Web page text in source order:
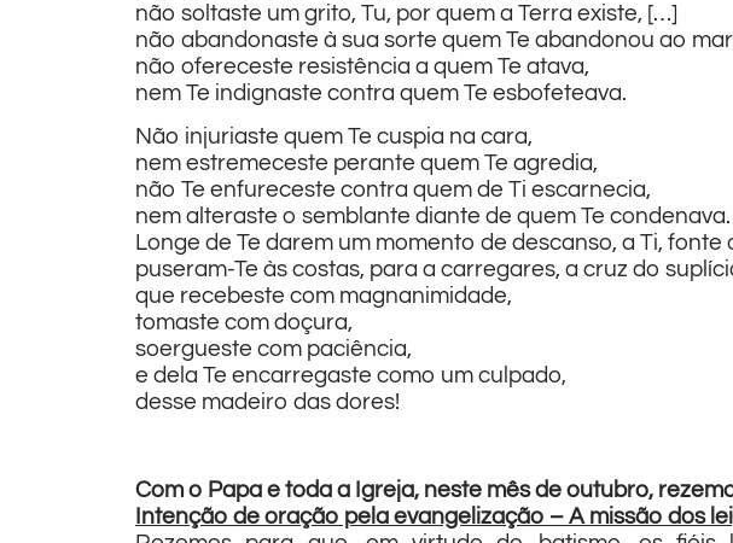
não soltaste um grito, Tu, por quem a Terra existe, […]
não abandonaste à sua sorte quem Te abandonou ao
não ofereceste resistência a quem Te atava,
nem Te indignaste contra quem Te esbofeteava.
Não injuriaste quem Te cuspia na cara,
nem estremeceste perante quem Te agredia,
não Te enfureceste contra quem de Ti escarnecia,
nem alteraste o semblante diante de quem Te
Longe de Te darem um momento de descanso, a Ti, fonte
puseram-Te às costas, para a carregares, a cruz do
que recebeste com magnanimidade,
tomaste com doçura,
soergueste com paciência,
e dela Te encarregaste como um culpado,
desse madeiro das dores!
Com o Papa e toda a Igreja, neste mês de outubro,
Intenção de oração pela evangelização – A missão dos